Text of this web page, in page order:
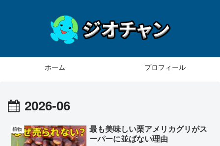
ホーム プロフィール
2026-06
植物
最も美味しい栗アメリカグリがス
ーパーに並ばない理由